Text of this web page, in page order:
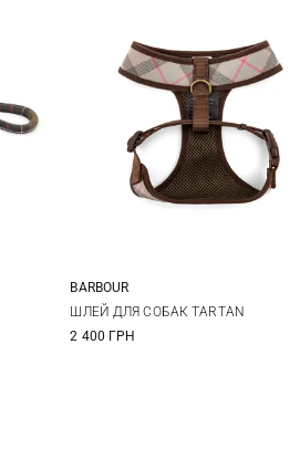
S M L
BARBOUR
ШЛЕЙ ДЛЯ СОБАК TARTAN
2 400 ГРН